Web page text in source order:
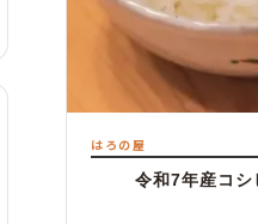
はろの屋
令和7年産コ